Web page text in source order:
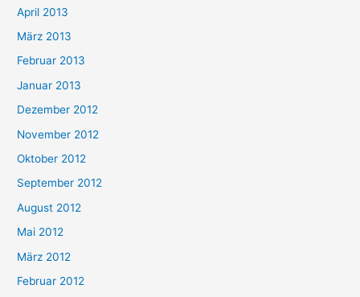
April 2013
März 2013
Februar 2013
Januar 2013
Dezember 2012
November 2012
Oktober 2012
September 2012
August 2012
Mai 2012
März 2012
Februar 2012